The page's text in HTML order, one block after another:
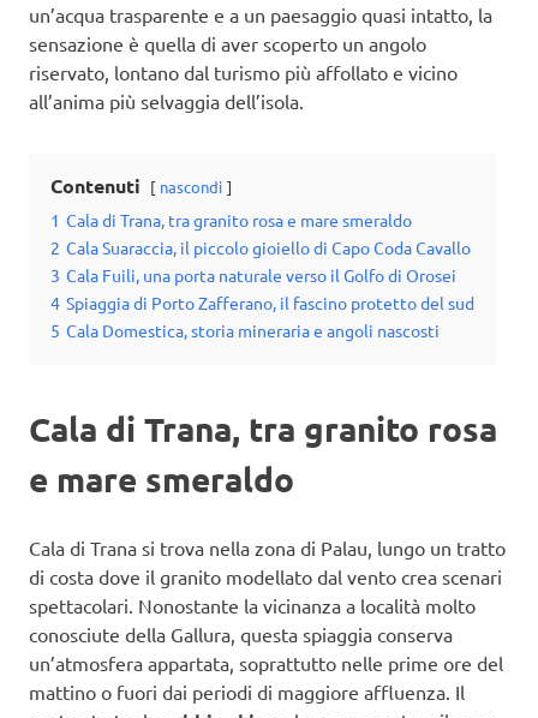
un’acqua trasparente e a un paesaggio quasi intatto, la
sensazione è quella di aver scoperto un angolo
riservato, lontano dal turismo più affollato e vicino
all’anima più selvaggia dell’isola.
Contenuti nascondi
1 Cala di Trana, tra granito rosa e mare smeraldo
2 Cala Suaraccia, il piccolo gioiello di Capo Coda Cavallo
3 Cala Fuili, una porta naturale verso il Golfo di Orosei
4 Spiaggia di Porto Zafferano, il fascino protetto del sud
5 Cala Domestica, storia mineraria e angoli nascosti
Cala di Trana, tra granito rosa
e mare smeraldo
Cala di Trana si trova nella zona di Palau, lungo un tratto
di costa dove il granito modellato dal vento crea scenari
spettacolari. Nonostante la vicinanza a località molto
conosciute della Gallura, questa spiaggia conserva
un’atmosfera appartata, soprattutto nelle prime ore del
mattino o fuori dai periodi di maggiore affluenza. Il